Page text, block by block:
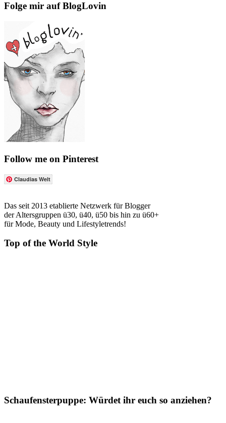
Folge mir auf BlogLovin
Follow me on Pinterest
Claudias Welt
Das seit 2013 etablierte Netzwerk für Blogger
der Altersgruppen ü30, ü40, ü50 bis hin zu ü60+
für Mode, Beauty und Lifestyletrends!
Top of the World Style
Schaufensterpuppe: Würdet ihr euch so anziehen?